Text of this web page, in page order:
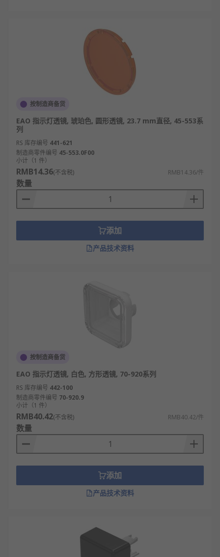
按制造商备货
EAO 指示灯透镜, 琥珀色, 圆形透镜, 23.7 mm直径, 45-553系
列
RS 库存编号 441-621
制造商零件编号 45-553.0F00
小计（1 件）
RMB14.36(不含税) RMB14.36/件
数量
添加
产品技术资料
按制造商备货
EAO 指示灯透镜, 白色, 方形透镜, 70-920系列
RS 库存编号 442-100
制造商零件编号 70-920.9
小计（1 件）
RMB40.42(不含税) RMB40.42/件
数量
添加
产品技术资料